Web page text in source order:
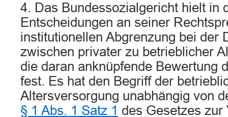
4. Das Bundessozialgericht hielt in
Entscheidungen an seiner
institutionellen Abgrenzung bei der
zwischen privater zu betrieblicher
die daran anknüpfende Bewertung
fest. Es hat den Begriff der
Altersversorgung unabhängig von
§ 1 Abs. 1 Satz 1 des Gesetzes zur